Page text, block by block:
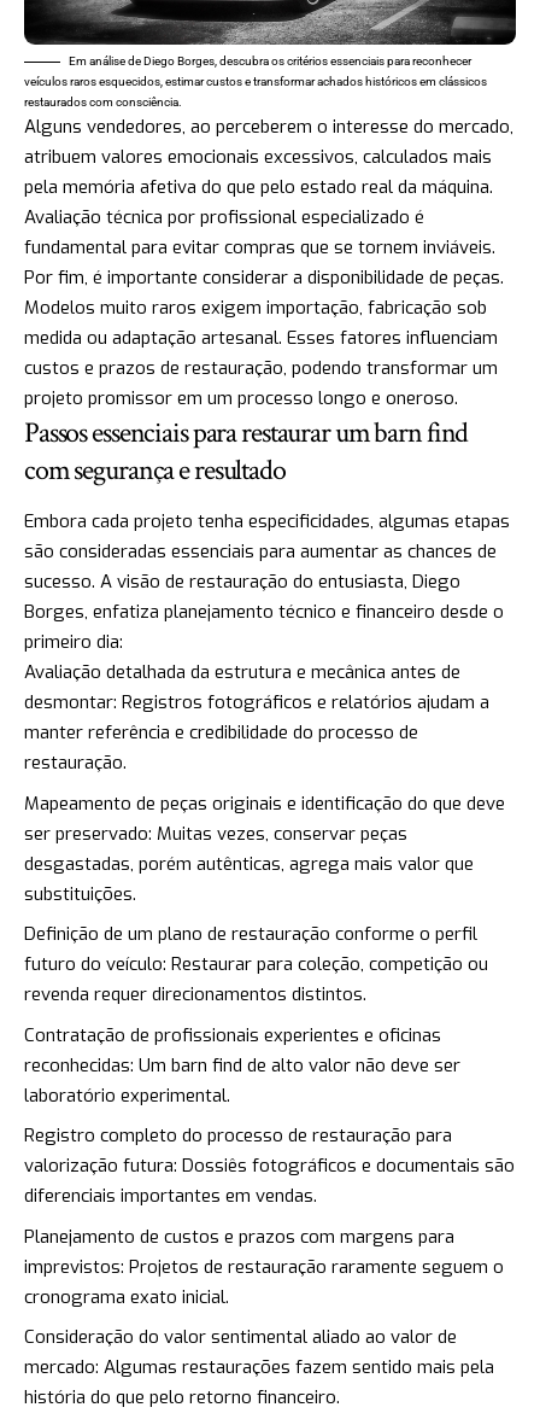
Em análise de Diego Borges, descubra os critérios essenciais para reconhecer
veículos raros esquecidos, estimar custos e transformar achados históricos em clássicos
restaurados com consciência.
Alguns vendedores, ao perceberem o interesse do mercado,
atribuem valores emocionais excessivos, calculados mais
pela memória afetiva do que pelo estado real da máquina.
Avaliação técnica por profissional especializado é
fundamental para evitar compras que se tornem inviáveis.
Por fim, é importante considerar a disponibilidade de peças.
Modelos muito raros exigem importação, fabricação sob
medida ou adaptação artesanal. Esses fatores influenciam
custos e prazos de restauração, podendo transformar um
projeto promissor em um processo longo e oneroso.
Passos essenciais para restaurar um barn find
com segurança e resultado
Embora cada projeto tenha especificidades, algumas etapas
são consideradas essenciais para aumentar as chances de
sucesso. A visão de restauração do entusiasta, Diego
Borges, enfatiza planejamento técnico e financeiro desde o
primeiro dia:
Avaliação detalhada da estrutura e mecânica antes de
desmontar: Registros fotográficos e relatórios ajudam a
manter referência e credibilidade do processo de
restauração.
Mapeamento de peças originais e identificação do que deve
ser preservado: Muitas vezes, conservar peças
desgastadas, porém autênticas, agrega mais valor que
substituições.
Definição de um plano de restauração conforme o perfil
futuro do veículo: Restaurar para coleção, competição ou
revenda requer direcionamentos distintos.
Contratação de profissionais experientes e oficinas
reconhecidas: Um barn find de alto valor não deve ser
laboratório experimental.
Registro completo do processo de restauração para
valorização futura: Dossiês fotográficos e documentais são
diferenciais importantes em vendas.
Planejamento de custos e prazos com margens para
imprevistos: Projetos de restauração raramente seguem o
cronograma exato inicial.
Consideração do valor sentimental aliado ao valor de
mercado: Algumas restaurações fazem sentido mais pela
história do que pelo retorno financeiro.